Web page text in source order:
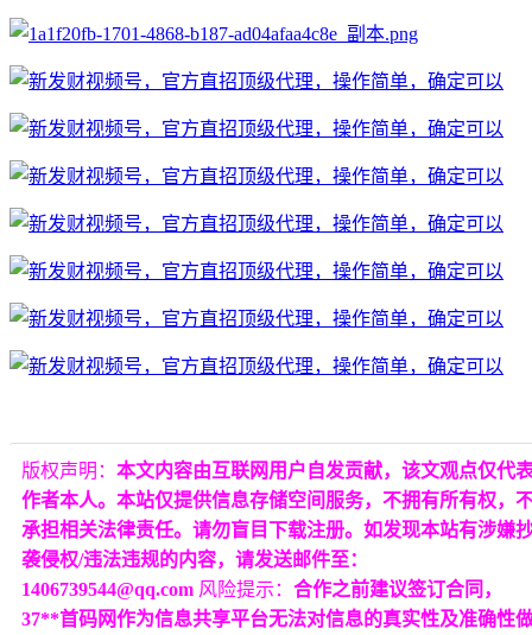
版权声明： 本文内容由互联网用户自发贡献，该文观点仅代
作者本人。本站仅提供信息存储空间服务，不拥有所有权，
承担相关法律责任。请勿盲目下载注册。如发现本站有涉嫌
袭侵权/违法违规的内容，请发送邮件至：
1406739544@qq.com 风险提示： 合作之前建议签订合同，
37**首码网作为信息共享平台无法对信息的真实性及准确性